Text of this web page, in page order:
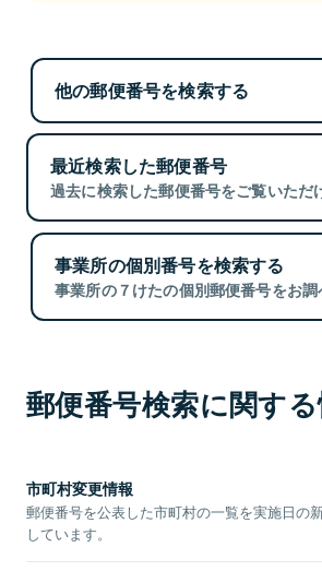
他の郵便番号を検索する
最近検索した郵便番号
過去に検索した郵便番号をご覧いただ
事業所の個別番号を検索する
事業所の７けたの個別郵便番号をお調
郵便番号検索に関す
市町村変更情報
郵便番号を公表した市町村の一覧を実施日の
しています。